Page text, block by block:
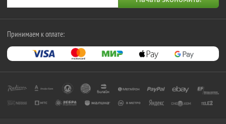
Принимаем к оплате: